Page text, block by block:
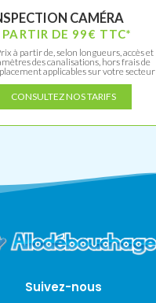
CAMÉRA
DE 99€ TTC*
à partir de, selon longueurs, accès et
des canalisations, hors frais de
applicables sur votre secteur
CONSULTEZ NOS TARIFS
Suivez-nous